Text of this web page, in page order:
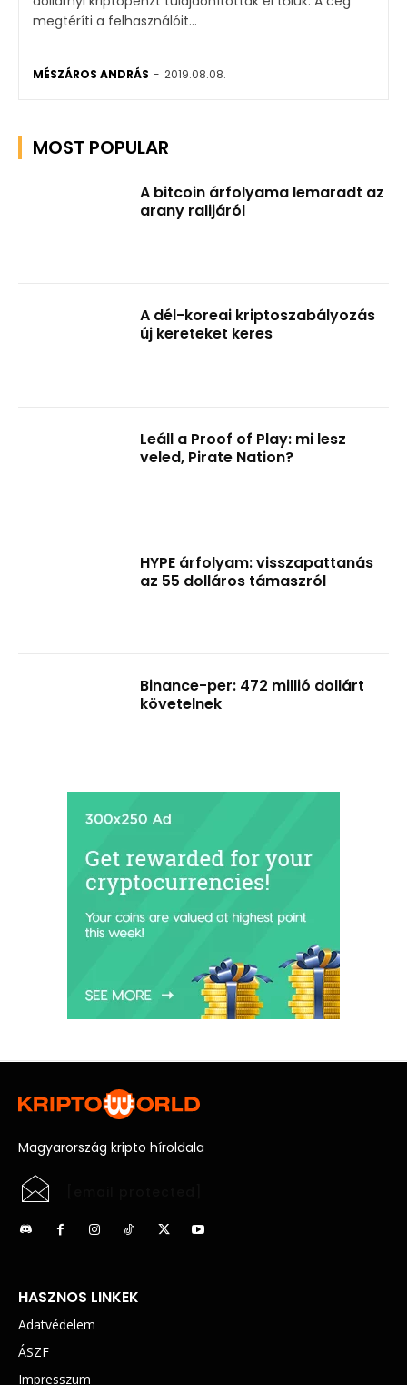
megtéríti a felhasználóit...
MÉSZÁROS ANDRÁS - 2019.08.08.
MOST POPULAR
A bitcoin árfolyama lemaradt az
arany ralijáról
A dél-koreai kriptoszabályozás
új kereteket keres
Leáll a Proof of Play: mi lesz
veled, Pirate Nation?
HYPE árfolyam: visszapattanás
az 55 dolláros támaszról
Binance-per: 472 millió dollárt
követelnek
Magyarország kripto híroldala
HASZNOS LINKEK
Adatvédelem
ÁSZF
Impresszum